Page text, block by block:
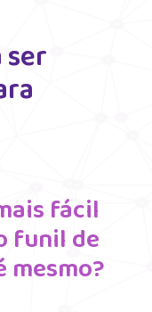
fácil
funil de
mesmo?